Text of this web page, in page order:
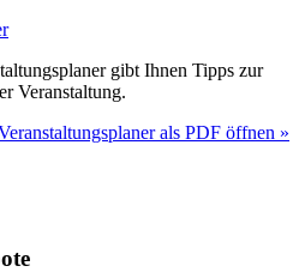
gibt Ihnen Tipps zur
Veranstaltung.
als PDF öffnen »